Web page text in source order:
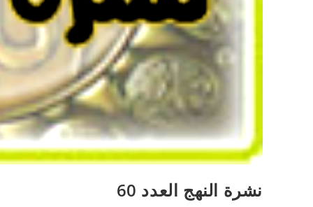
نشرة النهج العدد 60